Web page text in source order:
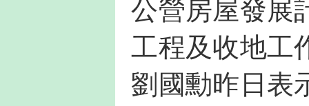
公營房屋發展
工程及收地工
劉國勳昨日表